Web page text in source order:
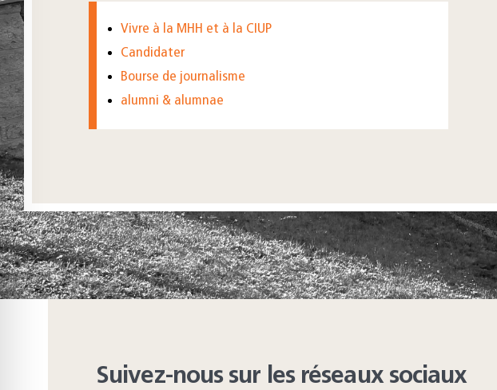
Vivre à la MHH et à la CIUP
Candidater
Bourse de journalisme
alumni & alumnae
Suivez-nous sur les réseaux sociaux